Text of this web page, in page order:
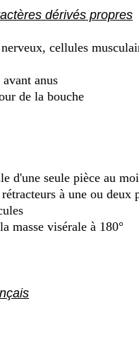
dérivés propres
cellules
anus
de la bouche
d'une seule pièce au
à une ou deux
masse visérale à 180°